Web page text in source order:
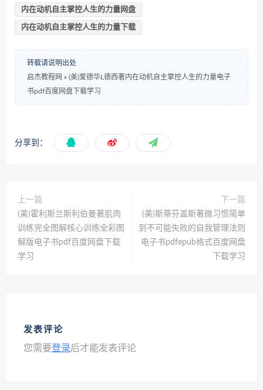
内在动机自主掌控人生的力量网盘
内在动机自主掌控人生的力量下载
转载请说明出处
启杰教程网 » (美)爱德华L德西著内在动机自主掌控人生的力量电子
书pdf百度网盘下载学习
分享到：
上一篇
(美)霍利斯兰斯利伯曼著肌肉
训练完全图解核心训练全彩图
解版电子书pdf百度网盘下载
学习
下一篇
(美)斯蒂芬盖斯著微习惯简单
到不可能失败的自我管理法则
电子书pdfepub格式百度网盘
下载学习
发表评论
您需要登录后才能发表评论